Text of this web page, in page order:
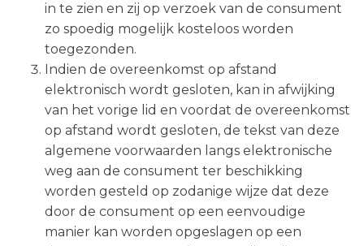
in te zien en zij op verzoek van de consument
zo spoedig mogelijk kosteloos worden
toegezonden.
Indien de overeenkomst op afstand
elektronisch wordt gesloten, kan in afwijking
van het vorige lid en voordat de overeenkomst
op afstand wordt gesloten, de tekst van deze
algemene voorwaarden langs elektronische
weg aan de consument ter beschikking
worden gesteld op zodanige wijze dat deze
door de consument op een eenvoudige
manier kan worden opgeslagen op een